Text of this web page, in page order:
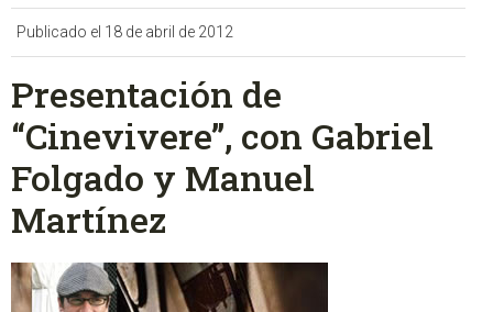
Publicado el 18 de abril de 2012
Presentación de
“Cinevivere”, con Gabriel
Folgado y Manuel
Martínez